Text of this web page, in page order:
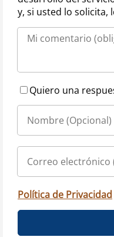
y, si usted lo solicita,
Quiero una
Política de Privacidad